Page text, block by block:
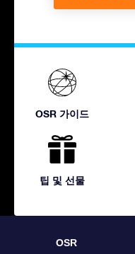
OSR 가이드
팁 및 선물
OSR